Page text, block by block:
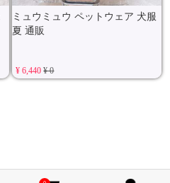
ミュウミュウ ペットウェア 犬服
夏 通販
¥ 6,440¥ 0